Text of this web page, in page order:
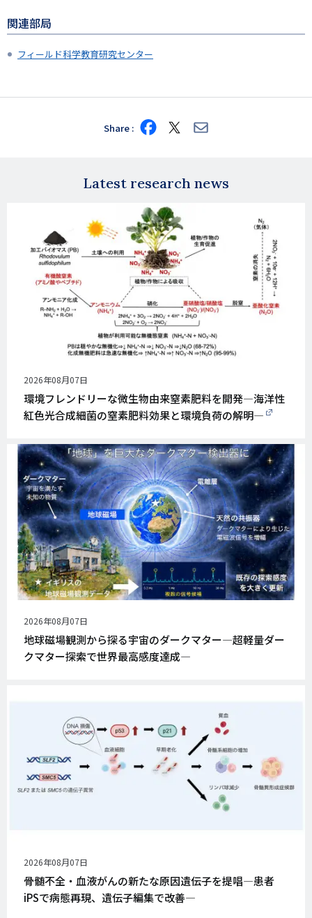
関連部局
フィールド科学教育研究センター
Share Share
on
Share
on
Share
via
Latest research news
公
開
日
2026年08月07日
環境フレンドリーな微生物由来窒素肥料を開発―海洋性
紅色光合成細菌の窒素肥料効果と環境負荷の解明―
公
開
日
2026年08月07日
地球磁場観測から探る宇宙のダークマター―超軽量ダー
クマター探索で世界最高感度達成―
公
開
日
2026年08月07日
骨髄不全・血液がんの新たな原因遺伝子を提唱―患者
iPSで病態再現、遺伝子編集で改善―